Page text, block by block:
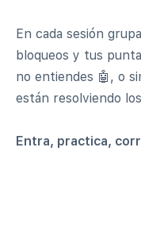
En cada sesión
bloqueos y tus
no entiendes 🤖, o
están resolviendo
Entra, practica,